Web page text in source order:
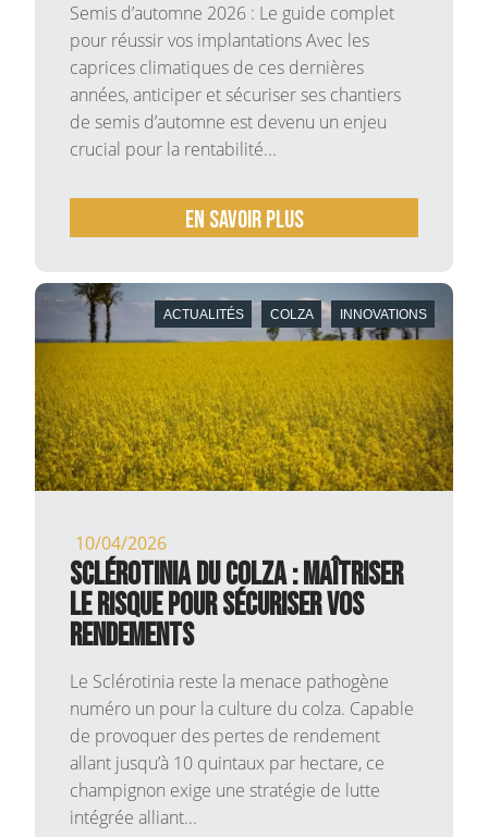
Semis d’automne 2026 : Le guide complet
pour réussir vos implantations Avec les
caprices climatiques de ces dernières
années, anticiper et sécuriser ses chantiers
de semis d’automne est devenu un enjeu
crucial pour la rentabilité...
En savoir plus
ACTUALITÉS COLZA INNOVATIONS
10/04/2026
Sclérotinia du Colza : Maîtriser
le risque pour sécuriser vos
rendements
Le Sclérotinia reste la menace pathogène
numéro un pour la culture du colza. Capable
de provoquer des pertes de rendement
allant jusqu’à 10 quintaux par hectare, ce
champignon exige une stratégie de lutte
intégrée alliant...